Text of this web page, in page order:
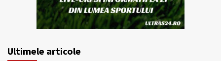
Ultimele articole